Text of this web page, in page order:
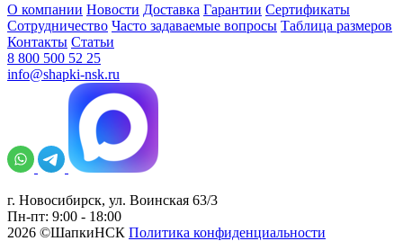
О компании Новости Доставка Гарантии Сертификаты
Сотрудничество Часто задаваемые вопросы Таблица размеров
Контакты Статьи
8 800 500 52 25
info@shapki-nsk.ru
г. Новосибирск, ул. Воинская 63/3
Пн-пт: 9:00 - 18:00
2026 ©ШапкиНСК Политика конфиденциальности